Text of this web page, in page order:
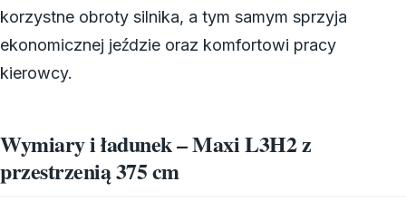
korzystne obroty silnika, a tym samym sprzyja
ekonomicznej jeździe oraz komfortowi pracy
kierowcy.
Wymiary i ładunek – Maxi L3H2 z
przestrzenią 375 cm